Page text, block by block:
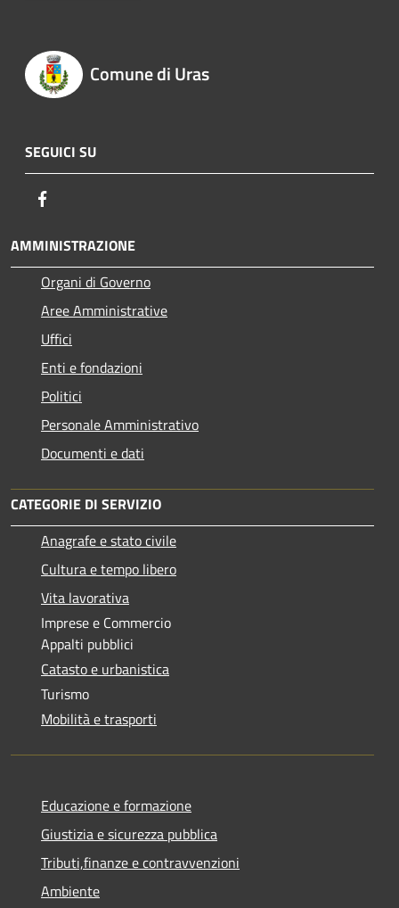
Comune di Uras
SEGUICI SU
AMMINISTRAZIONE
Organi di Governo
Aree Amministrative
Uffici
Enti e fondazioni
Politici
Personale Amministrativo
Documenti e dati
CATEGORIE DI SERVIZIO
Anagrafe e stato civile
Cultura e tempo libero
Vita lavorativa
Imprese e Commercio
Appalti pubblici
Catasto e urbanistica
Turismo
Mobilità e trasporti
Educazione e formazione
Giustizia e sicurezza pubblica
Tributi,finanze e contravvenzioni
Ambiente